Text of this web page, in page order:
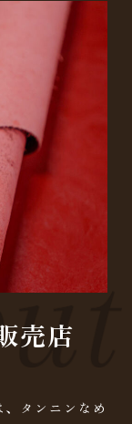
売店
タンニンなめ